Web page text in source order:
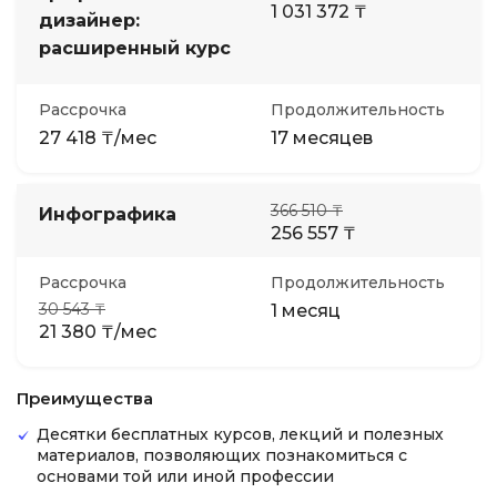
дизайнер:
расширенный курс
1 031 372 ₸
Рассрочка
27 418 ₸/мес
Продолжительность
17 месяцев
Инфографика 366 510 ₸
256 557 ₸
Рассрочка
30 543 ₸
21 380 ₸/мес
Продолжительность
1 месяц
Преимущества
Десятки бесплатных курсов, лекций и полезных
материалов, позволяющих познакомиться с
основами той или иной профессии